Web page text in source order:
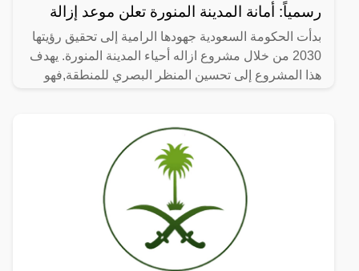
رسمياً: أمانة المدينة المنورة تعلن موعد إزالة
بدأت الحكومة السعودية جهودها الرامية إلى تحقيق رؤيتها
2030 من خلال مشروع ازاله أحياء المدينة المنورة. يهدف
هذا المشروع إلى تحسين المنظر البصري للمنطقة,فهو